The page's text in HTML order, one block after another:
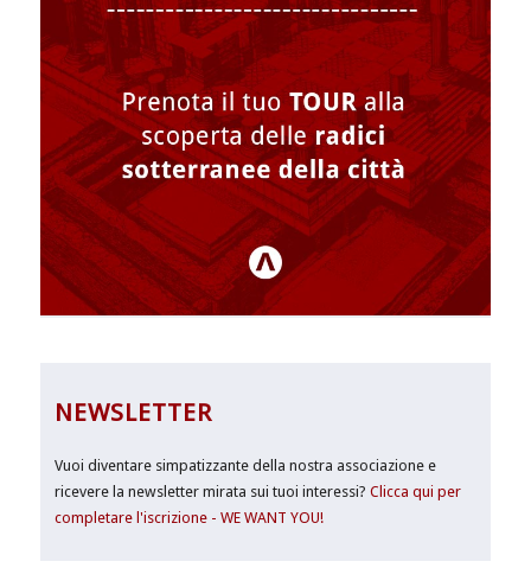
NEWSLETTER
Vuoi diventare simpatizzante della nostra associazione e
ricevere la newsletter mirata sui tuoi interessi?Clicca qui per
completare l'iscrizione - WE WANT YOU!